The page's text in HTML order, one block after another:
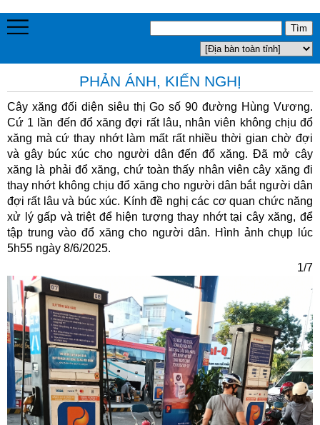
PHẢN ÁNH, KIẾN NGHỊ
Cây xăng đối diện siêu thị Go số 90 đường Hùng Vương.
Cứ 1 lần đến đổ xăng đợi rất lâu, nhân viên không chịu đổ
xăng mà cứ thay nhớt làm mất rất nhiều thời gian chờ đợi
và gây búc xúc cho người dân đến đổ xăng. Đã mở cây
xăng là phải đổ xăng, chứ toàn thấy nhân viên cây xăng đi
thay nhớt không chịu đổ xăng cho người dân bắt người dân
đợi rất lâu và búc xúc. Kính đề nghị các cơ quan chức năng
xử lý gấp và triệt để hiện tượng thay nhớt tại cây xăng, để
tập trung vào đổ xăng cho người dân. Hình ảnh chụp lúc
5h55 ngày 8/6/2025.
1/7